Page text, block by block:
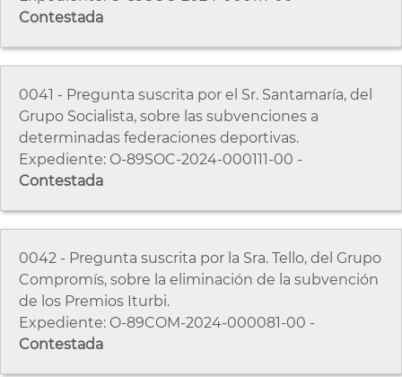
Contestada
0041 - Pregunta suscrita por el Sr. Santamaría, del
Grupo Socialista, sobre las subvenciones a
determinadas federaciones deportivas.
Expediente: O-89SOC-2024-000111-00 -
Contestada
0042 - Pregunta suscrita por la Sra. Tello, del Grupo
Compromís, sobre la eliminación de la subvención
de los Premios Iturbi.
Expediente: O-89COM-2024-000081-00 -
Contestada